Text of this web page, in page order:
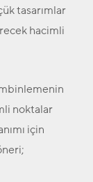
tasarımlar
hacimli
noktalar
için